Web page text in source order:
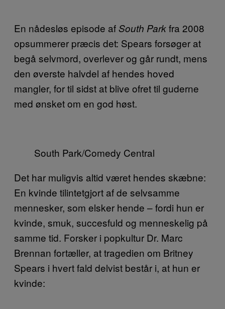
En nådesløs episode afSouth Parkfra 2008
opsummerer præcis det: Spears forsøger at
begå selvmord, overlever og går rundt, mens
den øverste halvdel af hendes hoved
mangler, for til sidst at blive ofret til guderne
med ønsket om en god høst.
South Park/Comedy Central
Det har muligvis altid været hendes skæbne:
En kvinde tilintetgjort af de selvsamme
mennesker, som elsker hende – fordi hun er
kvinde, smuk, succesfuld og menneskelig på
samme tid. Forsker i popkultur Dr. Marc
Brennan fortæller, at tragedien om Britney
Spears i hvert fald delvist består i, at hun er
kvinde: